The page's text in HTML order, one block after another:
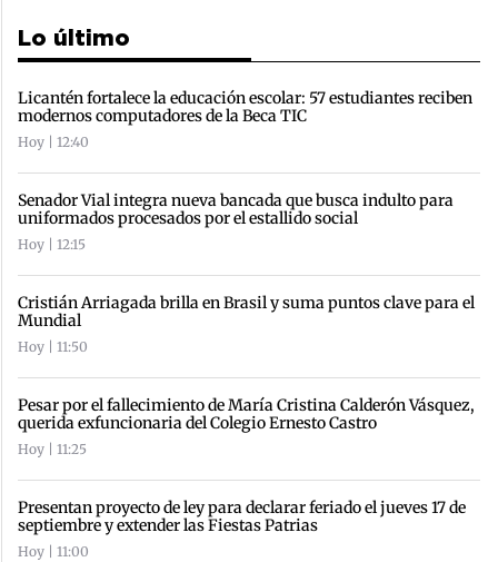
Lo último
Licantén fortalece la educación escolar: 57 estudiantes reciben
modernos computadores de la Beca TIC
Hoy | 12:40
Senador Vial integra nueva bancada que busca indulto para
uniformados procesados por el estallido social
Hoy | 12:15
Cristián Arriagada brilla en Brasil y suma puntos clave para el
Mundial
Hoy | 11:50
Pesar por el fallecimiento de María Cristina Calderón Vásquez,
querida exfuncionaria del Colegio Ernesto Castro
Hoy | 11:25
Presentan proyecto de ley para declarar feriado el jueves 17 de
septiembre y extender las Fiestas Patrias
Hoy | 11:00